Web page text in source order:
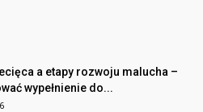
a etapy rozwoju malucha –
wypełnienie do...